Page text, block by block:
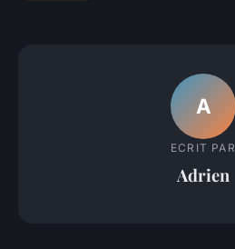
A
ECRIT PAR
Adrien